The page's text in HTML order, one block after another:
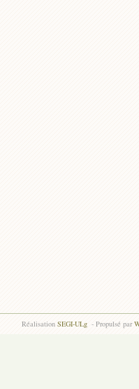
Réalisation SEGI-ULg - Propulsé par